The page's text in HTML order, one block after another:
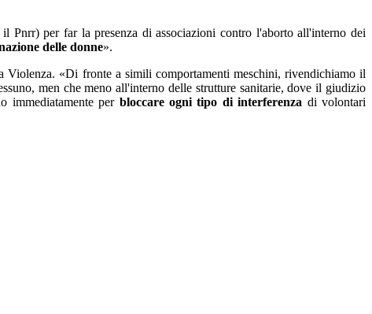
Pnrr) per far la presenza di associazioni contro l'aborto all'interno dei
delle donne».
Violenza. «Di fronte a simili comportamenti meschini, rivendichiamo il
men che meno all'interno delle strutture sanitarie, dove il giudizio
immediatamente per bloccare ogni tipo di interferenza di volontari